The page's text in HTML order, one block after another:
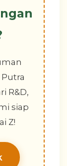
R&D,
siap
Z!